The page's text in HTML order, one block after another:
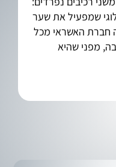
שמפעיל את שער
חברת האשראי מכל
מפני שהיא